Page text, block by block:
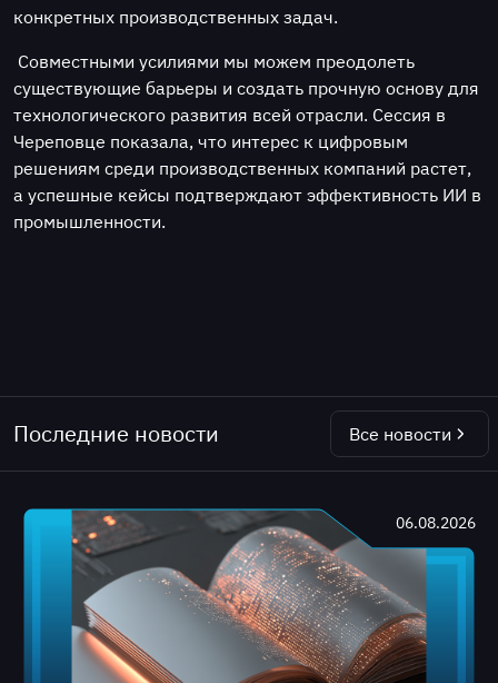
конкретных производственных задач.
Совместными усилиями мы можем преодолеть
существующие барьеры и создать прочную основу для
технологического развития всей отрасли. Сессия в
Череповце показала, что интерес к цифровым
решениям среди производственных компаний растет,
а успешные кейсы подтверждают эффективность ИИ в
промышленности.
Последние новости Все новости
06.08.2026